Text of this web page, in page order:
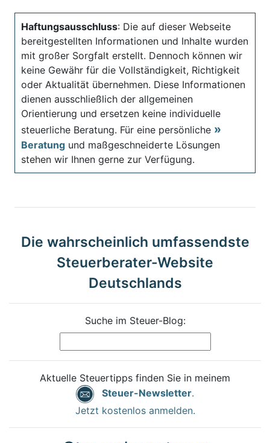
Haftungsausschluss: Die auf dieser Webseite
bereitgestellten Informationen und Inhalte wurden
mit großer Sorgfalt erstellt. Dennoch können wir
keine Gewähr für die Vollständigkeit, Richtigkeit
oder Aktualität übernehmen. Diese Informationen
dienen ausschließlich der allgemeinen
Orientierung und ersetzen keine individuelle
steuerliche Beratung. Für eine persönliche
Beratung und maßgeschneiderte Lösungen
stehen wir Ihnen gerne zur Verfügung.
Die wahrscheinlich umfassendste
Steuerberater-Website
Deutschlands
Suche im Steuer-Blog:
Aktuelle Steuertipps finden Sie in meinem
Steuer-Newsletter.
Jetzt kostenlos anmelden.